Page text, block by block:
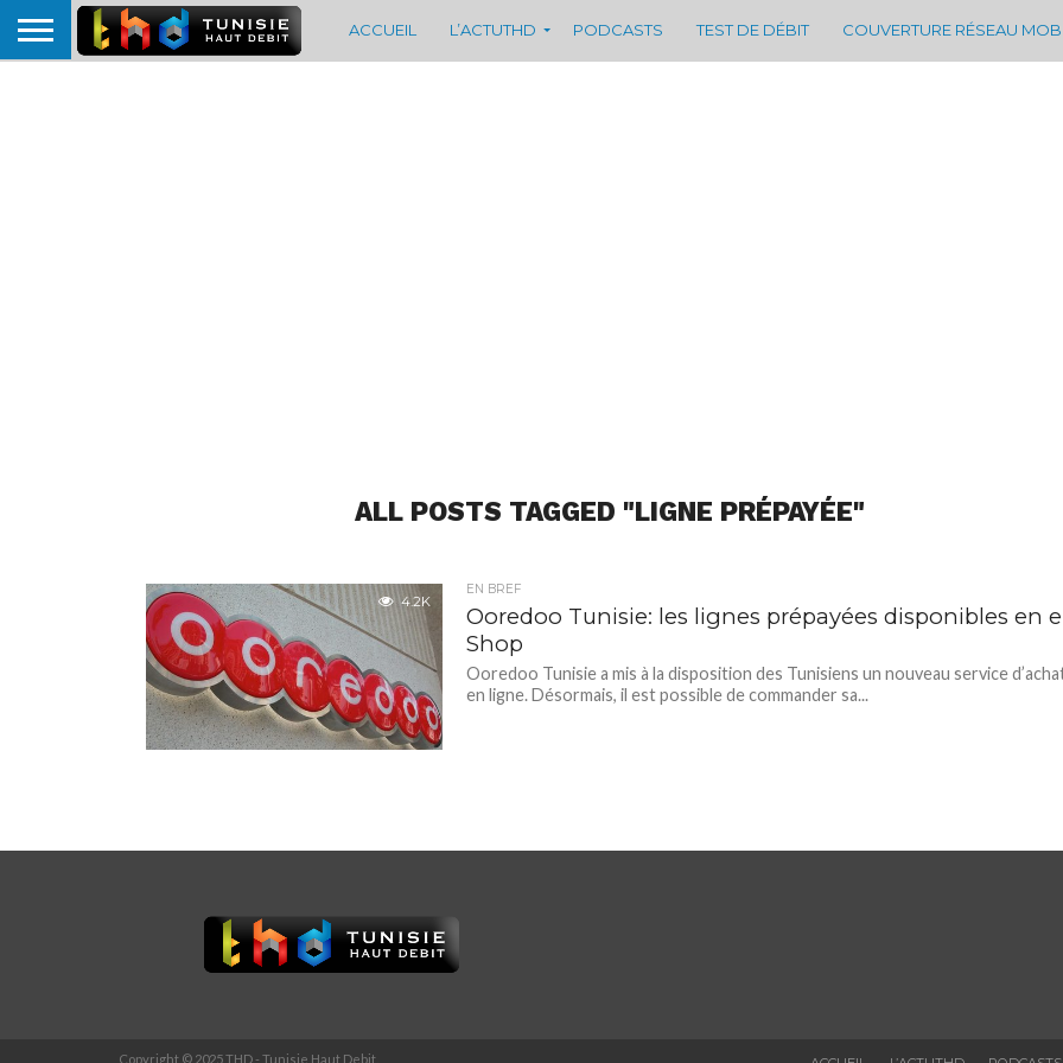
ACCUEIL L’ACTUTHD PODCASTS TEST DE DÉBIT COUVERTURE RÉSEAU
ALL POSTS TAGGED "LIGNE PRÉPAYÉE"
4.2K
EN BREF
Ooredoo Tunisie: les lignes prépayées disponibles en
Shop
Ooredoo Tunisie a mis à la disposition des Tunisiens un nouveau service
en ligne. Désormais, il est possible de commander sa...
Copyright © 2025 THD - Tunisie Haut Debit.